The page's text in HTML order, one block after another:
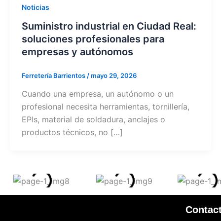
Noticias
Suministro industrial en Ciudad Real:
soluciones profesionales para
empresas y autónomos
Ferretería Barrientos /mayo 29, 2026
Cuando una empresa, un autónomo o un
profesional necesita herramientas, tornillería,
EPIs, material de soldadura, anclajes o
productos técnicos, no […]